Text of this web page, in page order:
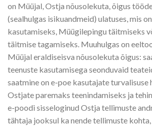
on Müüjal, Ostja nõusolekuta, õigus
(sealhulgas isikuandmeid) ulatuses, mis
kasutamiseks, Müügilepingu täitmiseks
täitmise tagamiseks. Muuhulgas on
Müüjal eraldiseisva nõusolekuta õigus:
teenuste kasutamisega seonduvaid
saatmine on e-poe kasutajate turvalisuse
Ostjate paremaks teenindamiseks ja
e-poodi sisseloginud Ostja tellimuste
tähtaja jooksul ka nende tellimuste